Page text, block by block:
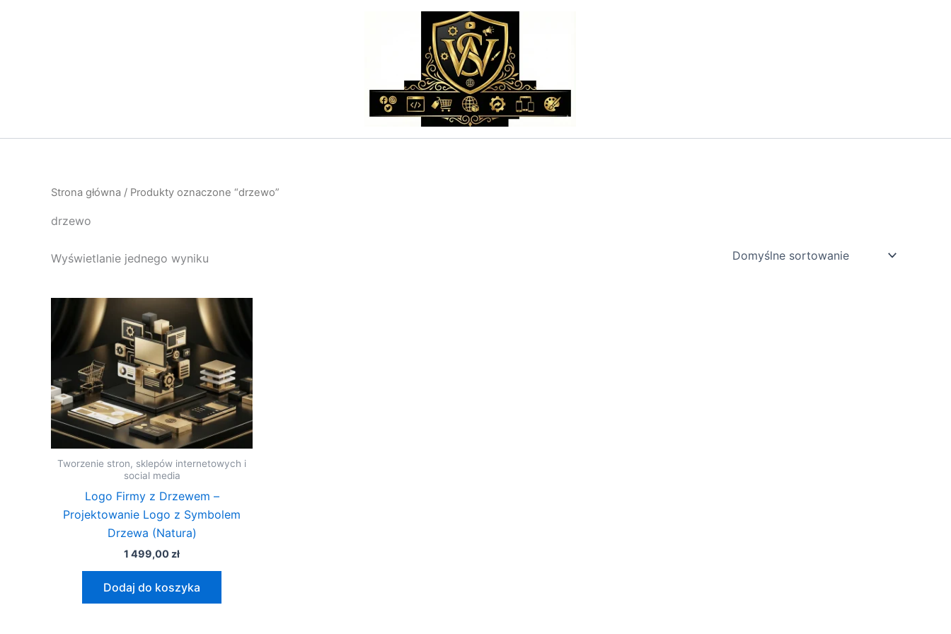
Strona główna / Produkty oznaczone “drzewo”
drzewo
Wyświetlanie jednego wyniku
Tworzenie stron, sklepów internetowych i
social media
Logo Firmy z Drzewem –
Projektowanie Logo z Symbolem
Drzewa (Natura)
1 499,00 zł
Dodaj do koszyka